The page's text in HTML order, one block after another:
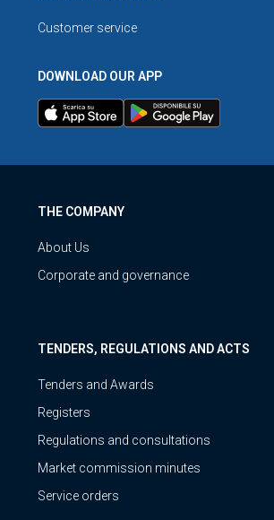
Customer service
DOWNLOAD OUR APP
THE COMPANY
About Us
Corporate and governance
TENDERS, REGULATIONS AND ACTS
Tenders and Awards
Registers
Regulations and consultations
Market commission minutes
Service orders